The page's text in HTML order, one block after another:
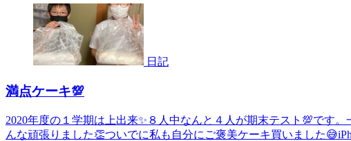
日記
満点ケーキ💯
2020年度の１学期は上出来✨８人中なんと４人が期末テスト💯です
んな頑張りました👏ついでに私も自分にご褒美ケーキ買いました